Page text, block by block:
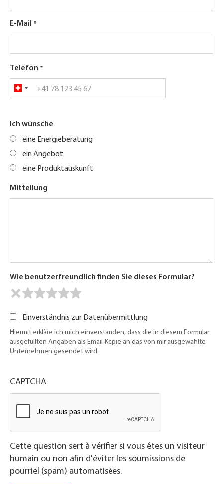
E-Mail
Telefon
Ich wünsche
eine Energieberatung
ein Angebot
eine Produktauskunft
Mitteilung
Wie benutzerfreundlich finden Sie dieses Formular?
Einverständnis zur Datenübermittlung
Hiermit erkläre ich mich einverstanden, dass die in diesem Formular
ausgefüllten Angaben als Email-Kopie an das von mir ausgewählte
Unternehmen gesendet wird.
CAPTCHA
Cette question sert à vérifier si vous êtes un visiteur
humain ou non afin d'éviter les soumissions de
pourriel (spam) automatisées.